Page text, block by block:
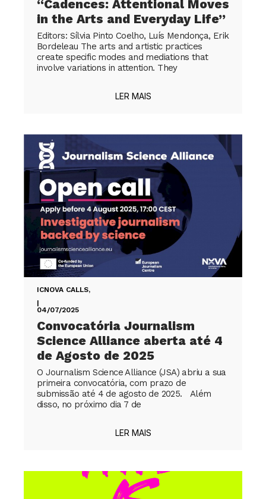
“Cadences: Attentional Moves
in the Arts and Everyday Life”
Editors: Sílvia Pinto Coelho, Luís Mendonça, Erik
Bordeleau The arts and artistic practices
create specific modes and mediations that
involve variations in attention. They
LER MAIS
ICNOVA CALLS,
|
04/07/2025
Convocatória Journalism
Science Alliance aberta até 4
de Agosto de 2025
O Journalism Science Alliance (JSA) abriu a sua
primeira convocatória, com prazo de
submissão até 4 de agosto de 2025. Além
disso, no próximo dia 7 de
LER MAIS